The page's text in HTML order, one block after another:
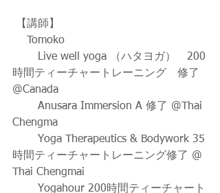
【講師】
Tomoko
時間ティーチャートレーニング　修了
@Canada
Chengma
時間ティーチャートレーニング修了 @
Thai Chengmai
Yogahour 200時間ティーチャート